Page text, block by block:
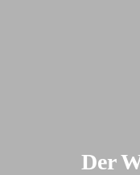
Der